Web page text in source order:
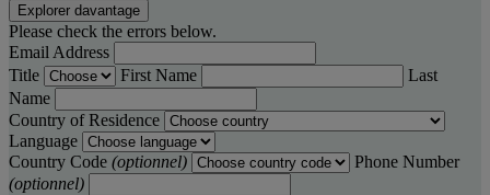
Explorer davantage
Please check the errors below.
Email Address
Title
First Name
Last
Name
Country of Residence
Language
Country Code (optionnel)
Phone Number
(optionnel)